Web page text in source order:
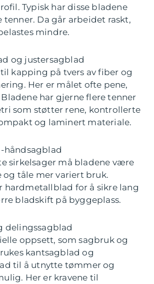
Typisk har disse bladene
Da går arbeidet raskt,
mindre.
og justersagblad
til kapping på tvers av fiber og
Her er målet ofte pene,
har gjerne flere tenner
som støtter rene, kontrollerte
og laminert materiale.
håndsagblad
sirkelsager må bladene være
og tåle mer variert bruk.
hardmetallblad for å sikre lang
bladskift på byggeplass.
delingssagblad
oppsett, som sagbruk og
kantsagblad og
til å utnytte tømmer og
Her er kravene til